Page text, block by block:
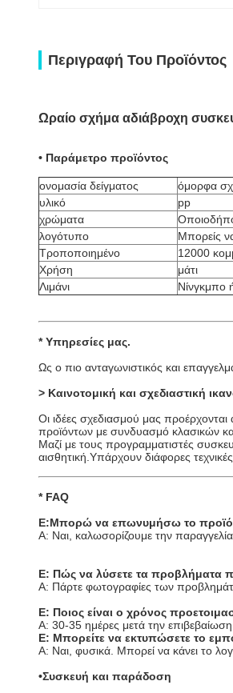
Περιγραφή Του Προϊόντος
Ωραίο σχήμα αδιάβροχη
• Παράμετρο προϊόντος
ονομασία δείγματος
όμορφα
υλικό
pp
χρώματα
λογότυπο
Μπορείς
Τροποποιημένο
12000
Χρήση
μάτι
Λιμάνι
Νίνγκμπο
* Υπηρεσίες μας.
Ως ο πιο ανταγωνιστικός και
> Καινοτομική και σχεδιαστική
Οι ιδέες σχεδιασμού μας
προϊόντων με συνδυασμό κλασικών
Μαζί με τους προγραμματιστές
αισθητική.Υπάρχουν διάφορες
* FAQ
Ε:Μπορώ να επωνυμήσω το προϊόν
Α: Ναι, καλωσορίζουμε την
Ε: Πώς να λύσετε τα προβλήματα
Α: Πάρτε φωτογραφίες των
Ε: Ποιος είναι ο χρόνος
Α: 30-35 ημέρες μετά την επιβεβαίωση
Ε: Μπορείτε να εκτυπώσετε το
Α: Ναι, φυσικά. Μπορεί να κάνει το
•Συσκευή και παράδοση